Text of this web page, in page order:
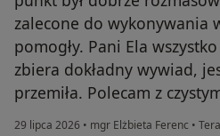
zalecone do wykonywania
pomogły. Pani Ela
zbiera dokładny wywiad,
przemiła. Polecam z
29 lipca 2026 • mgr Elżbieta Ferenc •